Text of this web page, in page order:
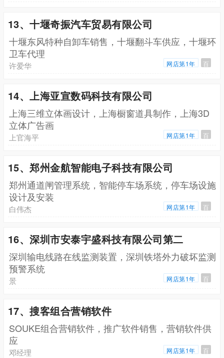
13、十堰奇振汽车贸易有限公司
十堰东风特种自卸车销售，十堰翻斗车供应，十堰环
卫车代理
许爱华 网店第1年 百
14、上海亚宣数码科技有限公司
上海三维立体画设计，上海橱窗道具制作，上海3D
立体广告画
上官海平 网店第1年 百
15、郑州金航智能电子科技有限公司
郑州通道闸管理系统，智能停车场系统，停车场设施
设计及安装
白伟杰 网店第1年 百
16、深圳市安泰宇盛科技有限公司第二
深圳输电线路在线监测装置，深圳铁塔外力破坏监测
预警系统
景 网店第1年 百
17、搜客组合营销软件
SOUKE组合营销软件，推广软件销售，营销软件供
应
邓经理 网店第1年 百